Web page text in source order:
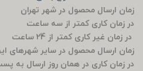
زمان ارسال محصول در شهر تهران
در زمان کاری کمتر از سه ساعت
در زمان غیر کاری کمتر از 24 ساعت
زمان ارسال محصول در سایر شهرهای
در زمان کاری در همان روز ارسال به